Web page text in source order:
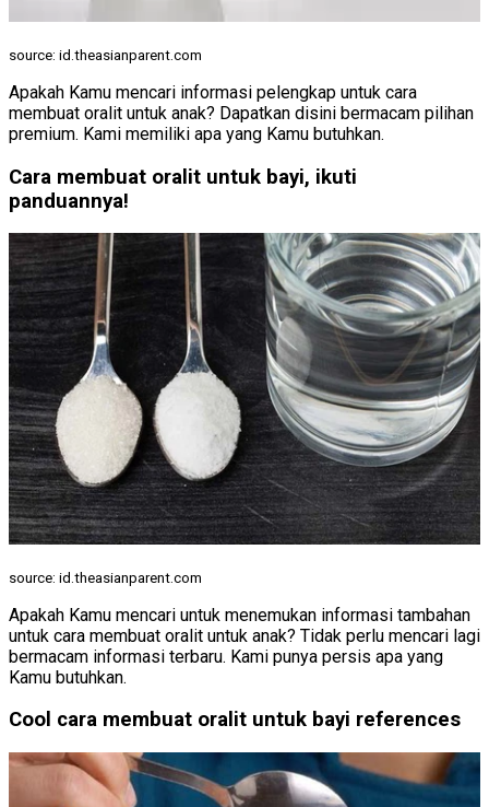
source: id.theasianparent.com
Apakah Kamu mencari informasi pelengkap untuk cara
membuat oralit untuk anak? Dapatkan disini bermacam pilihan
premium. Kami memiliki apa yang Kamu butuhkan.
Cara membuat oralit untuk bayi, ikuti
panduannya!
source: id.theasianparent.com
Apakah Kamu mencari untuk menemukan informasi tambahan
untuk cara membuat oralit untuk anak? Tidak perlu mencari lagi
bermacam informasi terbaru. Kami punya persis apa yang
Kamu butuhkan.
Cool cara membuat oralit untuk bayi references